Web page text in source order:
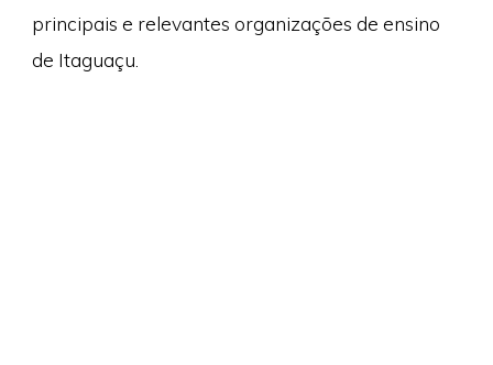
principais e relevantes organizações de ensino
de Itaguaçu.